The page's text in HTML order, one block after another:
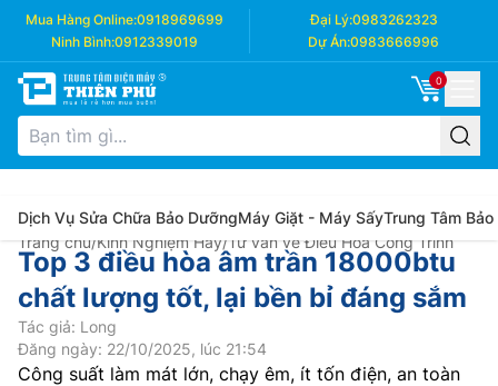
Mua Hàng Online:0918969699 Đại Lý:0983262323
Ninh Bình:0912339019 Dự Án:0983666996
0
Dịch Vụ Sửa Chữa Bảo DưỡngMáy Giặt - Máy SấyTrung Tâm Bảo
Trang chủ/Kinh Nghiệm Hay/Tư vấn về Điều Hòa Công Trình
Top 3 điều hòa âm trần 18000btu
chất lượng tốt, lại bền bỉ đáng sắm
Tác giả: Long
Đăng ngày: 22/10/2025, lúc 21:54
Công suất làm mát lớn, chạy êm, ít tốn điện, an toàn